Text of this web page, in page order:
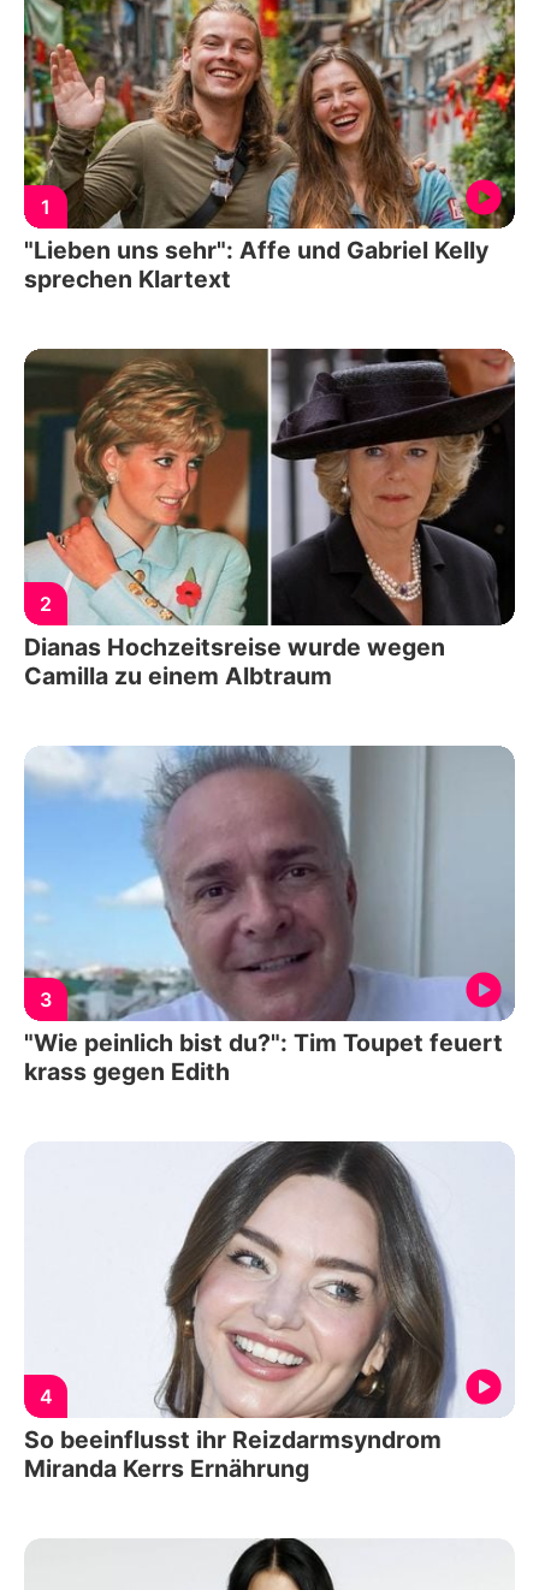
1
"Lieben uns sehr": Affe und Gabriel Kelly
sprechen Klartext
2
Dianas Hochzeitsreise wurde wegen
Camilla zu einem Albtraum
3
"Wie peinlich bist du?": Tim Toupet feuert
krass gegen Edith
4
So beeinflusst ihr Reizdarmsyndrom
Miranda Kerrs Ernährung